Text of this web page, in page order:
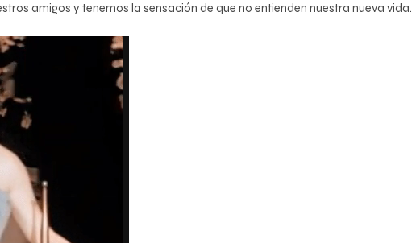
amigos y tenemos la sensación de que no entienden nuestra nueva vida.